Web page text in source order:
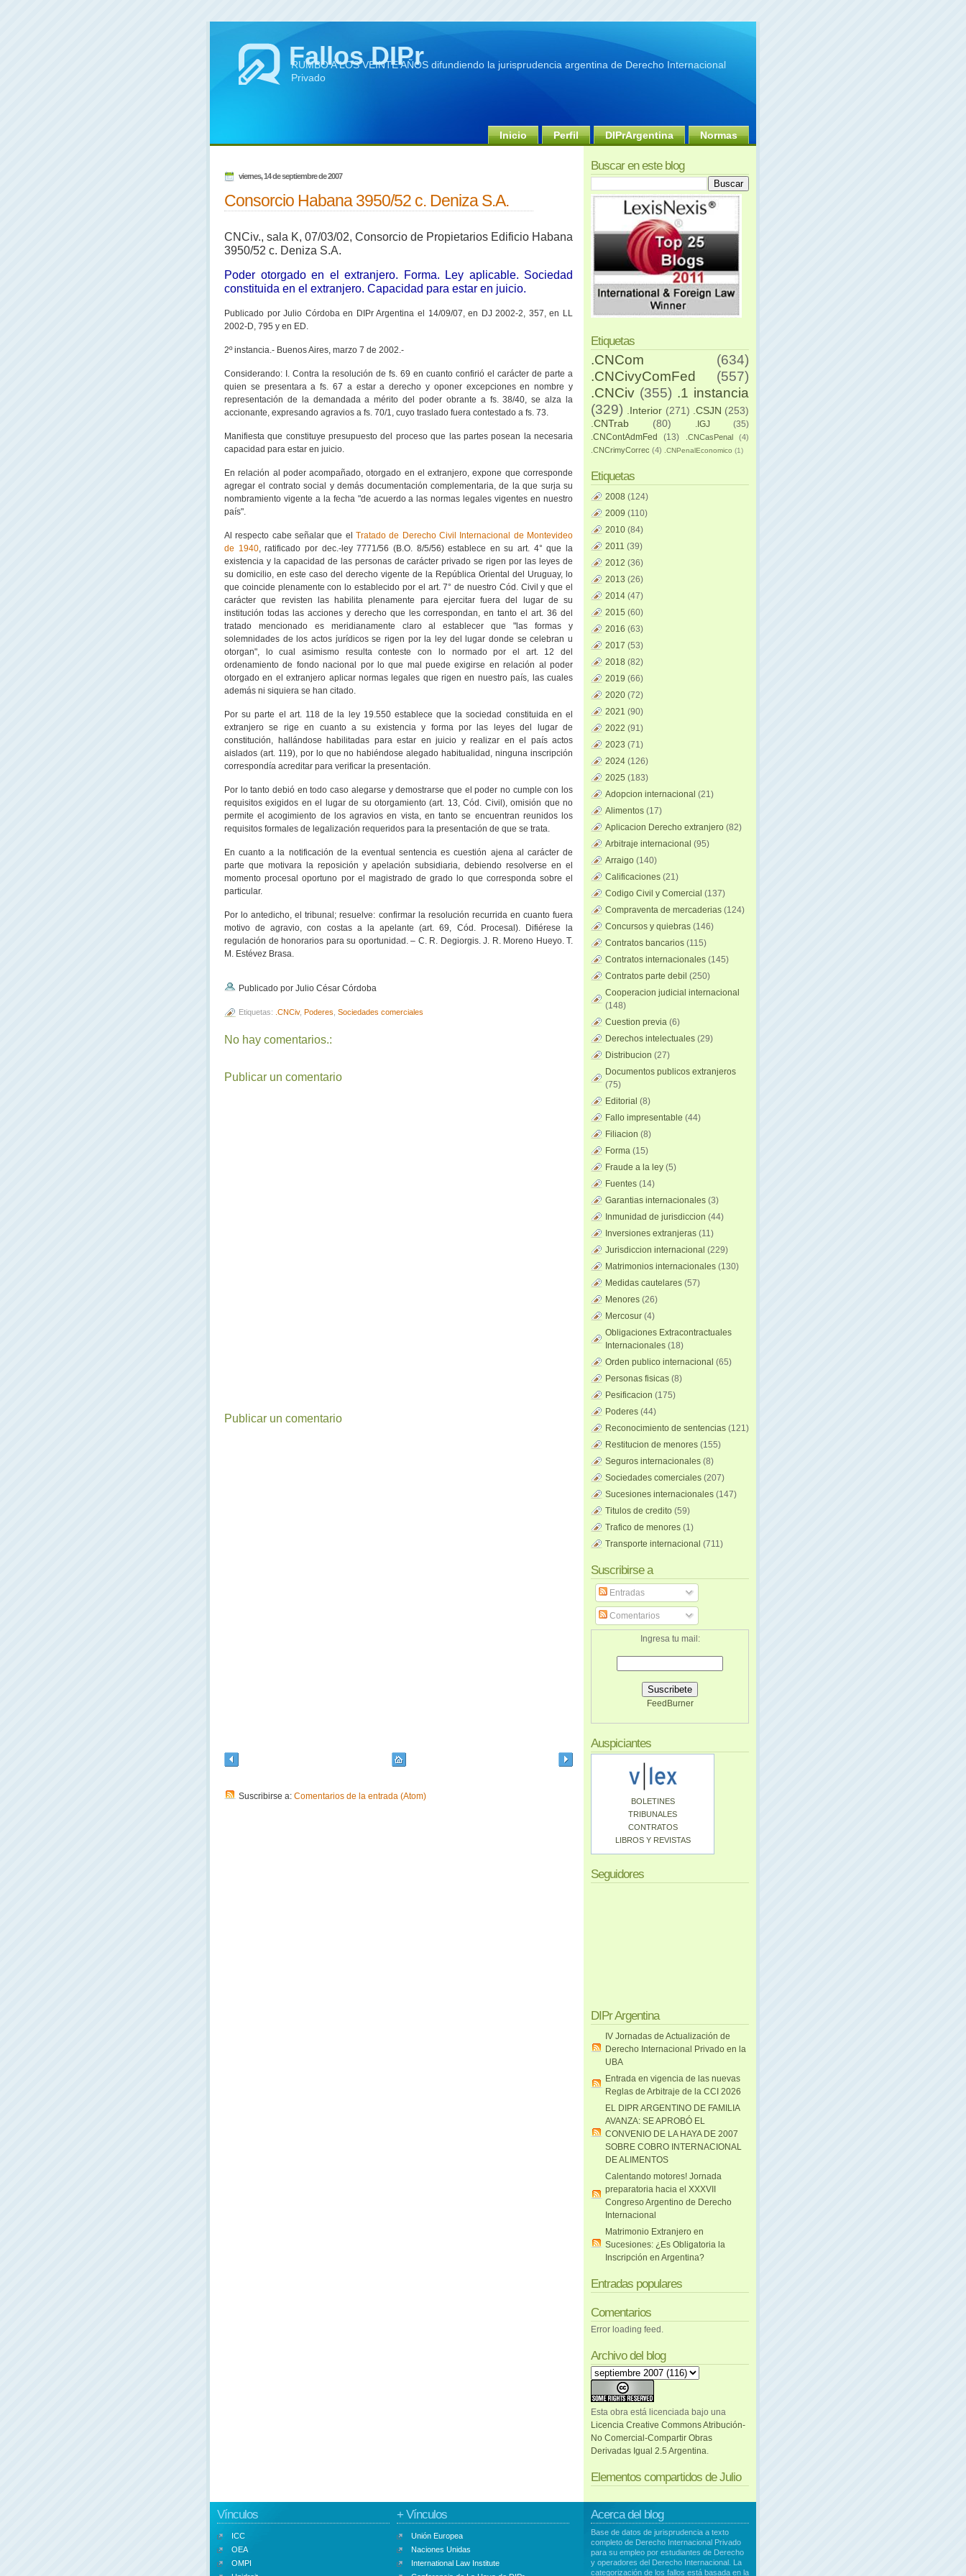
Fallos DIPr
RUMBO A LOS VEINTE AÑOS difundiendo la jurisprudencia argentina de Derecho Internacional
Privado
Inicio Perfil DIPrArgentina Normas
viernes, 14 de septiembre de 2007
Consorcio Habana 3950/52 c. Deniza S.A.
CNCiv., sala K, 07/03/02, Consorcio de Propietarios Edificio Habana
3950/52 c. Deniza S.A.
Poder otorgado en el extranjero. Forma. Ley aplicable. Sociedad
constituida en el extranjero. Capacidad para estar en juicio.
Publicado por Julio Córdoba en DIPr Argentina el 14/09/07,en DJ 2002-2, 357, en LL
2002-D, 795 y en ED.
2º instancia.- Buenos Aires, marzo 7 de 2002.-
Considerando: I. Contra la resolución de fs. 69 en cuanto confirió el carácter de parte a
quien se presentara a fs. 67 aestar a derecho y oponer excepciones en nombre y
representación de la demandada a mérito del poder obrante a fs. 38/40, se alza la
accionante, expresando agravios a fs. 70/1, cuyo traslado fuera contestado a fs. 73.
Manifiesta que constituye presupuesto del proceso que las partes posean la necesaria
capacidad para estar en juicio.
En relación al poder acompañado, otorgado en el extranjero, expone que corresponde
agregar el contrato social y demás documentación complementaria, de la que surja su
nombramiento vigente a la fecha "de acuerdo a las normas legales vigentes en nuestro
país".
Al respecto cabe señalar que el Tratado de Derecho Civil Internacional de Montevideo
de 1940, ratificado por dec.-ley 7771/56 (B.O. 8/5/56) establece en su art. 4° que la
existencia y la capacidad de las personas de carácter privado se rigen por las leyes de
su domicilio, en este caso del derecho vigente de la República Oriental del Uruguay, lo
que coincide plenamente con lo establecido por el art. 7° de nuestro Cód. Civil y que el
carácter que revisten las habilita plenamente para ejercitar fuera del lugar de su
institución todas las acciones y derecho que les correspondan, en tanto el art. 36 del
tratado mencionado es meridianamente claro al establecer que "las formas y
solemnidades de los actos jurídicos se rigen por la ley del lugar donde se celebran u
otorgan", lo cual asimismo resulta conteste con lo normado por el art. 12 del
ordenamiento de fondo nacional por lo que mal puede exigirse en relación al poder
otorgado en el extranjero aplicar normas legales que rigen en nuestro país, las cuales
además ni siquiera se han citado.
Por su parte el art. 118 de la ley 19.550 establece que la sociedad constituida en el
extranjero se rige en cuanto a su existencia y forma por las leyes del lugar de
constitución, hallándose habilitadas para estar en juicio y realizar en el país actos
aislados (art. 119), por lo que no habiéndose alegado habitualidad, ninguna inscripción
correspondía acreditar para verificar la presentación.
Por lo tanto debió en todo caso alegarse y demostrarse que el poder no cumple con los
requisitos exigidos en el lugar de su otorgamiento (art. 13, Cód. Civil), omisión que no
permite el acogimiento de los agravios en vista, en tanto se encuentran reunidos los
requisitos formales de legalización requeridos para la presentación de que se trata.
En cuanto a la notificación de la eventual sentencia es cuestión ajena al carácter de
parte que motivara la reposición y apelación subsidiaria, debiendo resolverse en el
momento procesal oportuno por el magistrado de grado lo que corresponda sobre el
particular.
Por lo antedicho, el tribunal; resuelve: confirmar la resolución recurrida en cuanto fuera
motivo de agravio, con costas a la apelante (art. 69, Cód. Procesal). Difiérese la
regulación de honorarios para su oportunidad. – C. R. Degiorgis. J. R. Moreno Hueyo. T.
M. Estévez Brasa.
Publicado por Julio César Córdoba
Etiquetas: .CNCiv, Poderes Sociedades comerciales
No hay comentarios.:
Publicar un comentario
Publicar un comentario
Suscribirse a: Comentarios de la entrada (Atom)
Buscar en este blog
Etiquetas
.CNCom
(634)
.CNCivyComFed
(557)
.CNCiv (355) .1 instancia
(329)
.Interior (271) .CSJN (253)
.CNTrab
(80) .IGJ
(35)
.CNContAdmFed
(13) .CNCasPenal
(4)
.CNCrimyCorrec (4) .CNPenalEconomico (1)
Etiquetas
2008 (124)
2009 (110)
2010 (84)
2011 (39)
2012 (36)
2013 (26)
2014 (47)
2015 (60)
2016 (63)
2017 (53)
2018 (82)
2019 (66)
2020 (72)
2021 (90)
2022 (91)
2023 (71)
2024 (126)
2025 (183)
Adopcion internacional (21)
Alimentos (17)
Aplicacion Derecho extranjero (82)
Arbitraje internacional (95)
Arraigo (140)
Calificaciones (21)
Codigo Civil y Comercial (137)
Compraventa de mercaderias (124)
Concursos y quiebras (146)
Contratos bancarios (115)
Contratos internacionales (145)
Contratos parte debil (250)
Cooperacion judicial internacional
(148)
Cuestion previa (6)
Derechos intelectuales (29)
Distribucion (27)
Documentos publicos extranjeros
(75)
Editorial (8)
Fallo impresentable (44)
Filiacion (8)
Forma (15)
Fraude a la ley (5)
Fuentes (14)
Garantias internacionales (3)
Inmunidad de jurisdiccion (44)
Inversiones extranjeras (11)
Jurisdiccion internacional (229)
Matrimonios internacionales (130)
Medidas cautelares (57)
Menores (26)
Mercosur (4)
Obligaciones Extracontractuales
Internacionales (18)
Orden publico internacional (65)
Personas fisicas (8)
Pesificacion (175)
Poderes (44)
Reconocimiento de sentencias (121)
Restitucion de menores (155)
Seguros internacionales (8)
Sociedades comerciales (207)
Sucesiones internacionales (147)
Titulos de credito (59)
Trafico de menores (1)
Transporte internacional (711)
Suscribirse a
Entradas
Comentarios
Ingresa tu mail:
FeedBurner
Auspiciantes
BOLETINES
TRIBUNALES
CONTRATOS
LIBROS Y REVISTAS
Seguidores
DIPr Argentina
IV Jornadas de Actualización de
Derecho Internacional Privado en la
UBA
Entrada en vigencia de las nuevas
Reglas de Arbitraje de la CCI 2026
EL DIPR ARGENTINO DE FAMILIA
AVANZA: SE APROBÓ EL
CONVENIO DE LA HAYA DE 2007
SOBRE COBRO INTERNACIONAL
DE ALIMENTOS
Calentando motores! Jornada
preparatoria hacia el XXXVII
Congreso Argentino de Derecho
Internacional
Matrimonio Extranjero en
Sucesiones: ¿Es Obligatoria la
Inscripción en Argentina?
Entradas populares
Comentarios
Error loading feed.
Archivo del blog
Esta obra está licenciada bajo una
Licencia Creative Commons Atribución-
No Comercial-Compartir Obras
Derivadas Igual 2.5 Argentina.
Elementos compartidos de Julio
Vínculos
ICC
OEA
OMPI
+ Vínculos
Unión Europea
Naciones Unidas
International Law Institute
Acerca del blog
Base de datos de jurisprudencia a texto
completo de Derecho Internacional Privado
para su empleo por estudiantes de Derecho
y operadores del Derecho Internacional. La
categorización de los fallos está basada en la